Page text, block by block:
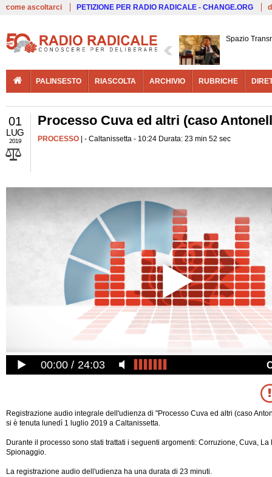
come ascoltarci PETIZIONE PER RADIO RADICALE - CHANGE.ORG
Spazio
PALINSESTO RIASCOLTA ARCHIVIO RUBRICHE
01
LUG
2019
Processo Cuva ed altri (caso
PROCESSO | - Caltanissetta - 10:24 Durata: 23 min 52 sec
00:00 24:03
Registrazione audio integrale dell'udienza di "Processo Cuva ed altri (caso
si è tenuta lunedì 1 luglio 2019 a Caltanissetta.
Durante il processo sono stati trattati i seguenti argomenti: Corruzione, Cuva, La
Spionaggio.
La registrazione audio dell'udienza ha una durata di 23 minuti.